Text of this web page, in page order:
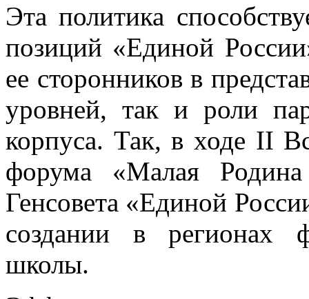
Эта политика
позиций «Единой
ее сторонников в
уровней, так и роли
корпуса. Так, в ходе II
форума «Малая
Генсовета «Единой
создании в регионах
школы.